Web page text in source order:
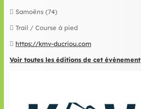
Samoëns (74)
Trail / Course à pied
https://kmv-ducriou.com
Voir toutes les éditions de cet événement